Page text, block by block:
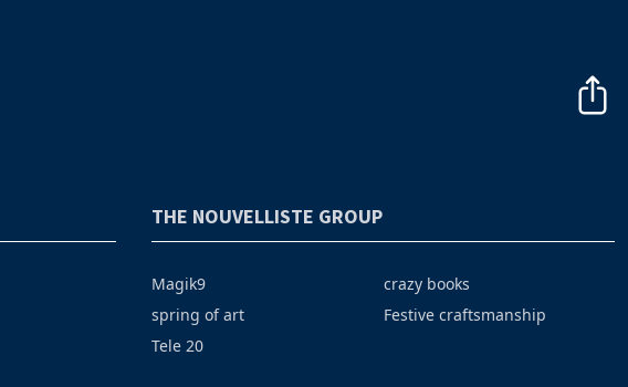
THE NOUVELLISTE GROUP
Magik9
spring of art
Tele 20
crazy books
Festive craftsmanship